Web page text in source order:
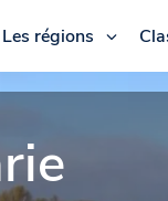
Les régions